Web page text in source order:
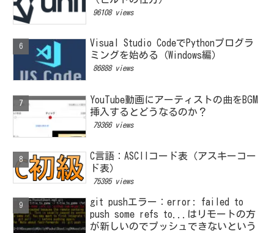
96108 views
Visual Studio CodeでPythonプログラ
ミングを始める（Windows編）
86888 views
YouTube動画にアーティストの曲をBGM
挿入するとどうなるのか？
79366 views
C言語：ASCIIコード表（アスキーコー
ド表）
75395 views
git pushエラー：error: failed to
push some refs to...はリモートの方
が新しいのでプッシュできないという